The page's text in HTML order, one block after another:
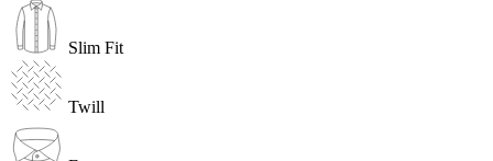
Slim Fit
Twill